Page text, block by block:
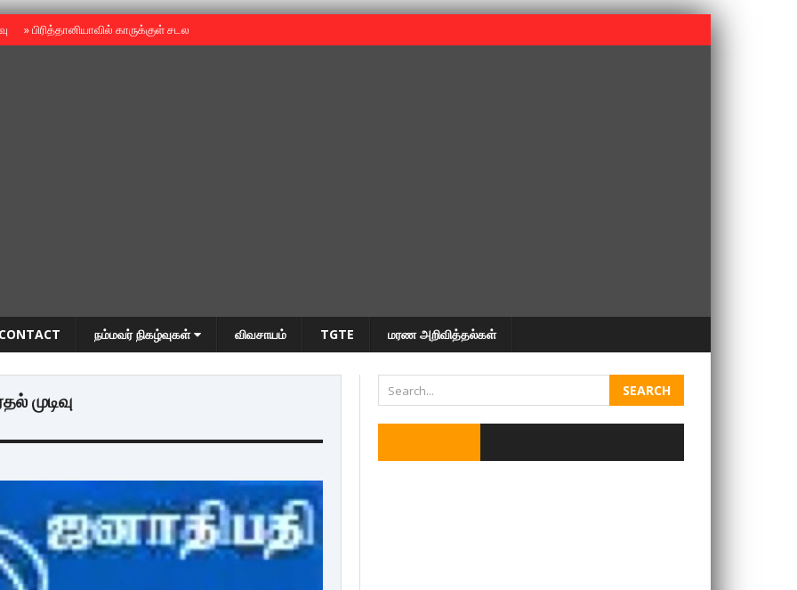
»பிரித்தானியாவில் காருக்குள் சடலம் -தமிழருடையதா ?
CONTACT நம்மவர் நிகழ்வுகள் விவசாயம் TGTE மரண அறிவித்தல்கள்
முடிவு